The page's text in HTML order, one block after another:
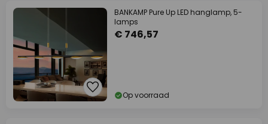
BANKAMP Pure Up LED hanglamp, 5-
lamps
€ 746,57
Op voorraad